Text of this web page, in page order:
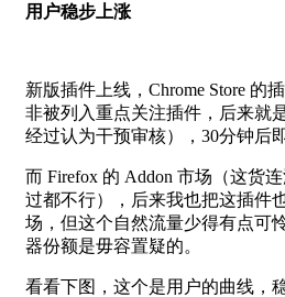
用户稳步上涨
新版插件上线，Chrome Store 的
非被列入重点关注插件，后来就
经过认为干预审核），30分钟后
而 Firefox 的 Addon 市场（这货
过都不行），后来我也把这插件
场，但这个自然流量少得有点可
器份额是毋容置疑的。
看看下图，这个是用户的曲线，